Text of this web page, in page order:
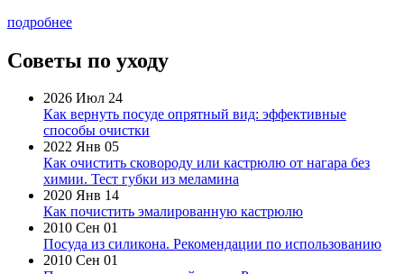
подробнее
Советы по уходу
2026 Июл 24
Как вернуть посуде опрятный вид: эффективные
способы очистки
2022 Янв 05
Как очистить сковороду или кастрюлю от нагара без
химии. Тест губки из меламина
2020 Янв 14
Как почистить эмалированную кастрюлю
2010 Сен 01
Посуда из силикона. Рекомендации по использованию
2010 Сен 01